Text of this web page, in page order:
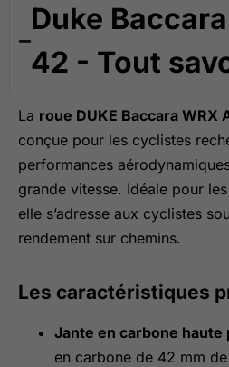
Duke
42 - Tout
La roue DUKE Baccara WRX
conçue pour les cyclistes
performances
grande vitesse. Idéale pour
elle s’adresse aux cyclistes
rendement sur chemins.
Les caractéristiques
Jante en carbone haute
en carbone de 42 mm